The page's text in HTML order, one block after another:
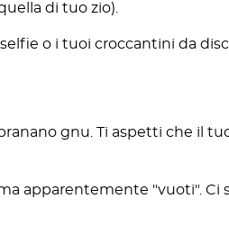
di tuo zio).
o i tuoi croccantini da
gnu. Ti aspetti che il
apparentemente "vuoti". Ci